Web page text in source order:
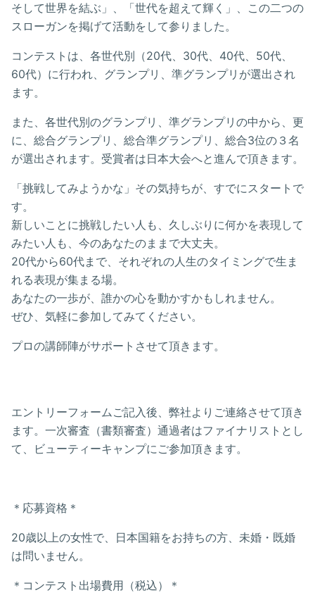
そして世界を結ぶ」、「世代を超えて輝く」、この二つの
スローガンを掲げて活動をして参りました。
コンテストは、各世代別（20代、30代、40代、50代、
60代）に行われ、グランプリ、準グランプリが選出され
ます。
また、各世代別のグランプリ、準グランプリの中から、更
に、総合グランプリ、総合準グランプリ、総合3位の３名
が選出されます。受賞者は日本大会へと進んで頂きます。
「挑戦してみようかな」その気持ちが、すでにスタートで
す。
新しいことに挑戦したい人も、久しぶりに何かを表現して
みたい人も、今のあなたのままで大丈夫。
20代から60代まで、それぞれの人生のタイミングで生ま
れる表現が集まる場。
あなたの一歩が、誰かの心を動かすかもしれません。
ぜひ、気軽に参加してみてください。
プロの講師陣がサポートさせて頂きます。
エントリーフォームご記入後、弊社よりご連絡させて頂き
ます。一次審査（書類審査）通過者はファイナリストとし
て、ビューティーキャンプにご参加頂きます。
＊応募資格＊
20歳以上の女性で、日本国籍をお持ちの方、未婚・既婚
は問いません。
＊コンテスト出場費用（税込）＊